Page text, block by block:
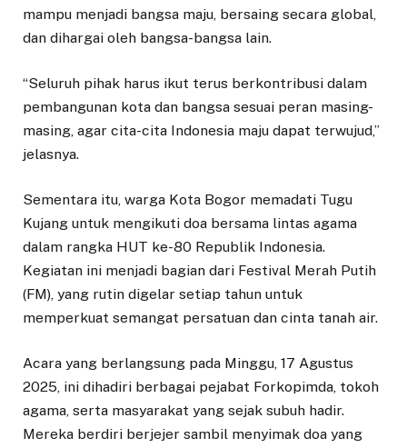
mampu menjadi bangsa maju, bersaing secara global,
dan dihargai oleh bangsa-bangsa lain.
“Seluruh pihak harus ikut terus berkontribusi dalam
pembangunan kota dan bangsa sesuai peran masing-
masing, agar cita-cita Indonesia maju dapat terwujud,”
jelasnya.
Sementara itu, warga Kota Bogor memadati Tugu
Kujang untuk mengikuti doa bersama lintas agama
dalam rangka HUT ke-80 Republik Indonesia.
Kegiatan ini menjadi bagian dari Festival Merah Putih
(FM), yang rutin digelar setiap tahun untuk
memperkuat semangat persatuan dan cinta tanah air.
Acara yang berlangsung pada Minggu, 17 Agustus
2025, ini dihadiri berbagai pejabat Forkopimda, tokoh
agama, serta masyarakat yang sejak subuh hadir.
Mereka berdiri berjejer sambil menyimak doa yang